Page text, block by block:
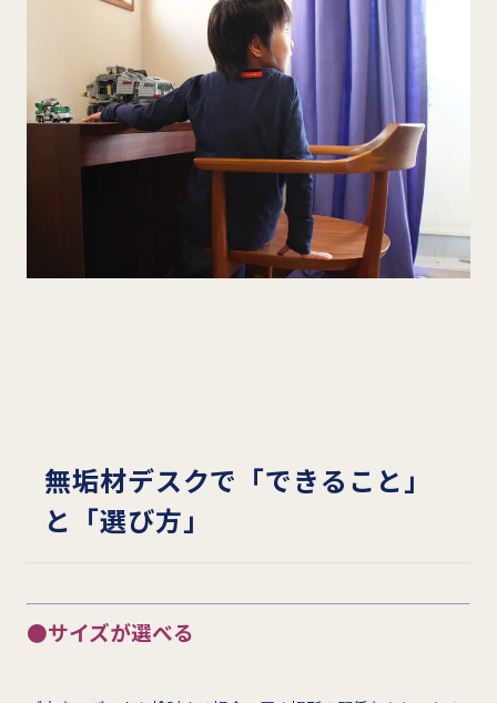
無垢材デスクで「できること」
と「選び方」
●サイズが選べる